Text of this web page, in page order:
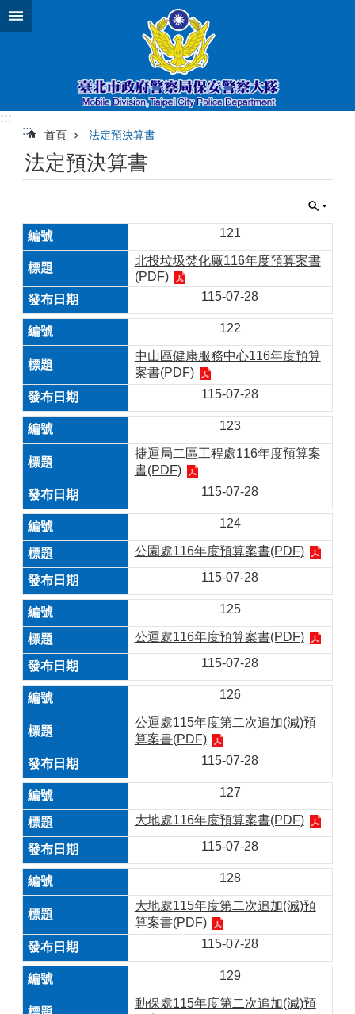
跳到主要內容區塊
:::
:::
首頁 法定預決算書
法定預決算書
121
北投垃圾焚化廠116年度預算案書
(PDF)
115-07-28
122
中山區健康服務中心116年度預算
案書(PDF)
115-07-28
123
捷運局二區工程處116年度預算案
書(PDF)
115-07-28
124
公園處116年度預算案書(PDF)
115-07-28
125
公運處116年度預算案書(PDF)
115-07-28
126
公運處115年度第二次追加(減)預
算案書(PDF)
115-07-28
127
大地處116年度預算案書(PDF)
115-07-28
128
大地處115年度第二次追加(減)預
算案書(PDF)
115-07-28
129
動保處115年度第二次追加(減)預